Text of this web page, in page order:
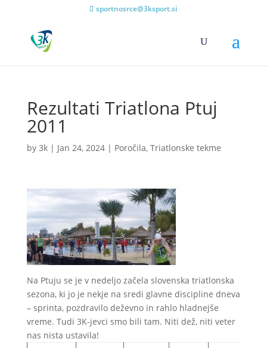
sportnosrce@3ksport.si
Rezultati Triatlona Ptuj
2011
by 3k| Jan 24, 2024| Poročila, Triatlonske tekme
Na Ptuju se je v nedeljo začela slovenska triatlonska
sezona, ki jo je nekje na sredi glavne discipline dneva
– sprinta, pozdravilo deževno in rahlo hladnejše
vreme. Tudi 3K-jevci smo bili tam. Niti dež, niti veter
nas nista ustavila!